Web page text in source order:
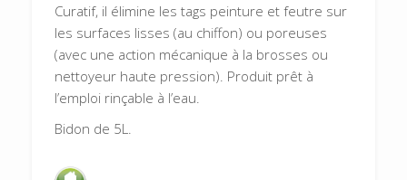
Curatif, il élimine les tags peinture et feutre sur
les surfaces lisses (au chiffon) ou poreuses
(avec une action mécanique à la brosses ou
nettoyeur haute pression). Produit prêt à
l’emploi rinçable à l’eau.
Bidon de 5L.